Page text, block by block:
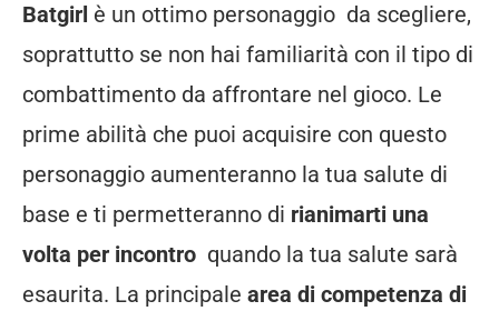
Batgirl è un ottimo personaggio da scegliere,
soprattutto se non hai familiarità con il tipo di
combattimento da affrontare nel gioco. Le
prime abilità che puoi acquisire con questo
personaggio aumenteranno la tua salute di
base e ti permetteranno di rianimarti una
volta per incontro quando la tua salute sarà
esaurita. La principale area di competenza di